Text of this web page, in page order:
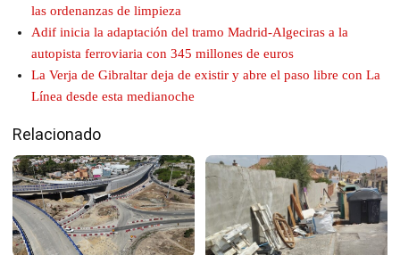
las ordenanzas de limpieza
Adif inicia la adaptación del tramo Madrid-Algeciras a la
autopista ferroviaria con 345 millones de euros
La Verja de Gibraltar deja de existir y abre el paso libre con La
Línea desde esta medianoche
Relacionado